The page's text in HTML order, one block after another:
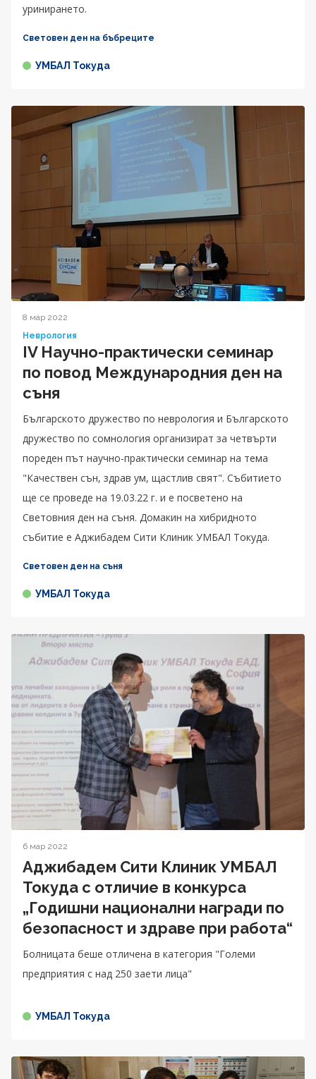
уринирането.
Световен ден на бъбреците
УМБАЛ Токуда
8 мар 2022
Неврология
IV Научно-практически семинар
по повод Международния ден на
съня
Българското дружество по неврология и Българското
дружество по сомнология организират за четвърти
пореден път научно-практически семинар на тема
"Качествен сън, здрав ум, щастлив свят". Събитието
ще се проведе на 19.03.22 г. и е посветено на
Световния ден на съня. Домакин на хибридното
събитие е Аджибадем Сити Клиник УМБАЛ Токуда.
Световен ден на съня
УМБАЛ Токуда
6 мар 2022
Аджибадем Сити Клиник УМБАЛ
Токуда с отличие в конкурса
„Годишни национални награди по
безопасност и здраве при работа“
Болницата беше отличена в категория "Големи
предприятия с над 250 заети лица"
УМБАЛ Токуда